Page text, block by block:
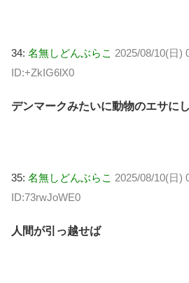
34: 名無しどんぶらこ 2025/08/10(日)
ID:+ZkIG6lX0
デンマークみたいに動物のエサに
35: 名無しどんぶらこ 2025/08/10(日)
ID:73rwJoWE0
人間が引っ越せば